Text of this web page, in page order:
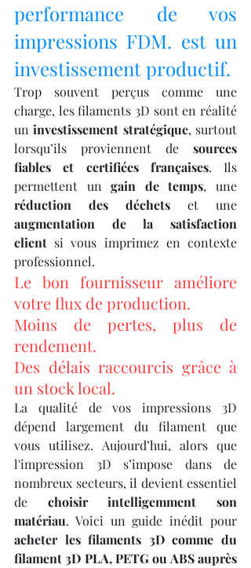
performance de vos
impressions FDM. est un
investissement productif.
Trop souvent perçus comme une
charge, les filaments 3D sont en réalité
un investissement stratégique, surtout
lorsqu’ils proviennent de sources
fiables et certifiées françaises. Ils
permettent un gain de temps
réduction des déchets
augmentation de la satisfaction
client si vous imprimez en contexte
professionnel.
Le bon fournisseur améliore
votre flux de production.
Moins de pertes, plus de
rendement.
Des délais raccourcis grâce à
un stock local.
La qualité de vos impressions 3D
dépend largement du filament que
vous utilisez. Aujourd’hui, alors que
l'impression 3D s’impose dans de
nombreux secteurs, il devient essentiel
de choisir intelligemment son
matériau
acheter les filaments 3D comme du
filament 3D PLA, PETG ou ABS auprès